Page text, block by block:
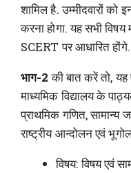
शामिल है. उम्मीदवारों को
करना होगा. यह सभी
SCERT पर आधारित होंगे.
भाग-2 की बात करें तो,
माध्यमिक विद्यालय के
प्राथमिक गणित, सामान्य
राष्ट्रीय आन्दोलन एवं
विषय: विषय एवं